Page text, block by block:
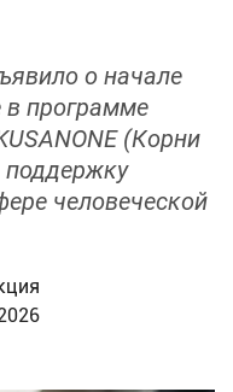
о начале
в программе
(Корни
поддержку
человеческой